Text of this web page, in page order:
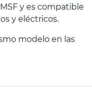
y es compatible
y eléctricos.
modelo en las